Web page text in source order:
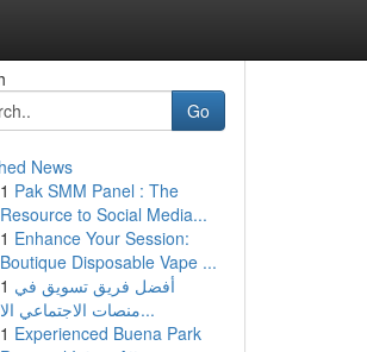
Go
News
1 Pak SMM Panel : The
Resource to Social Media...
1 Enhance Your Session:
Boutique Disposable Vape ...
1 أفضل فريق تسويق في
منصات الاجتماعي الا...
1 Experienced Buena Park